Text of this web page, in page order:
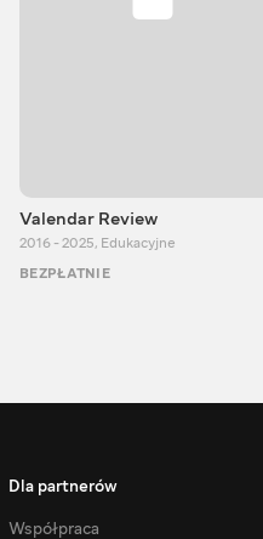
Valendar Review
2016 - 2025, Edukacyjne
BEZPŁATNIE
Dla partnerów
Współpraca